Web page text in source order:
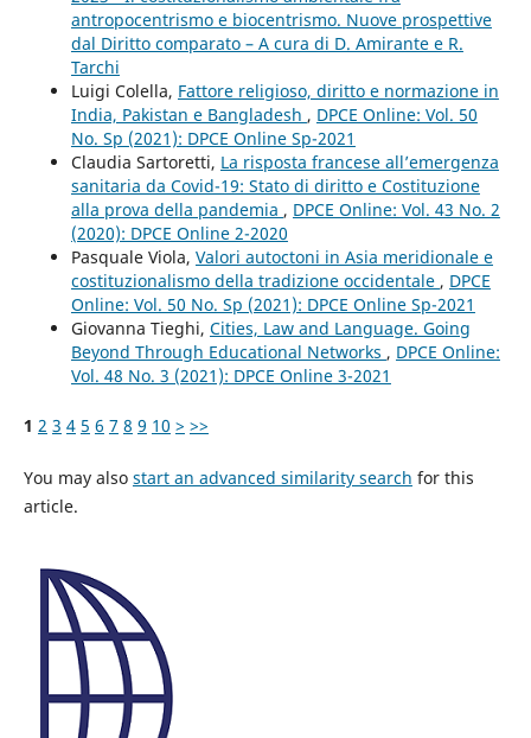
antropocentrismo e biocentrismo. Nuove prospettive
dal Diritto comparato – A cura di D. Amirante e R.
Tarchi
Luigi Colella, Fattore religioso, diritto e normazione in
India, Pakistan e Bangladesh , DPCE Online: Vol. 50
No. Sp (2021): DPCE Online Sp-2021
Claudia Sartoretti, La risposta francese all’emergenza
sanitaria da Covid-19: Stato di diritto e Costituzione
alla prova della pandemia , DPCE Online: Vol. 43 No. 2
(2020): DPCE Online 2-2020
Pasquale Viola, Valori autoctoni in Asia meridionale e
costituzionalismo della tradizione occidentale , DPCE
Online: Vol. 50 No. Sp (2021): DPCE Online Sp-2021
Giovanna Tieghi, Cities, Law and Language. Going
Beyond Through Educational Networks , DPCE Online:
Vol. 48 No. 3 (2021): DPCE Online 3-2021
1 2 3 4 5 6 7 8 9 10 > >>
You may also start an advanced similarity search for this
article.